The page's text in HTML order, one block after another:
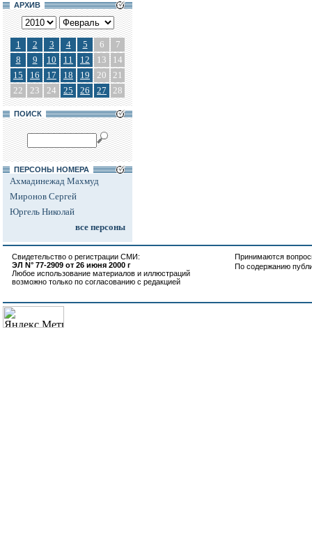
АРХИВ
1 2 3 4 5 6
7
8
9 10 11 12 13
14
15
16 17 18 19 20
21
22
23 24 25 26 27 28
ПОИСК
ПЕРСОНЫ НОМЕРА
Ахмадинежад Махмуд
Миронов Сергей
Юргель Николай
все персоны
Свидетельство о регистрации СМИ:
ЭЛ N° 77-2909 от 26 июня 2000 г
Любое использование материалов и иллюстраций
возможно только по согласованию с редакцией
Принимаются
По содержанию